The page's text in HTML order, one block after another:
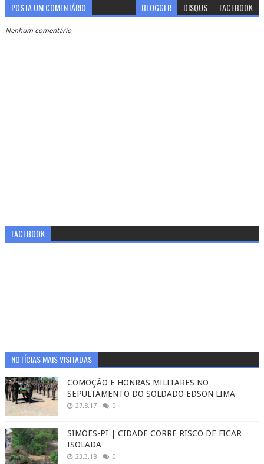
POSTA UM COMENTÁRIO BLOGGER DISQUS FACEBOOK
Nenhum comentário
FACEBOOK
NOTÍCIAS MAIS VISITADAS
COMOÇÃO E HONRAS MILITARES NO
SEPULTAMENTO DO SOLDADO EDSON LIMA
27.8.17 0
SIMÕES-PI | CIDADE CORRE RISCO DE FICAR
ISOLADA
23.3.18 0